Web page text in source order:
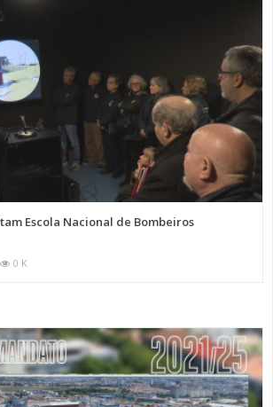
Escola Nacional de Bombeiros
0 K